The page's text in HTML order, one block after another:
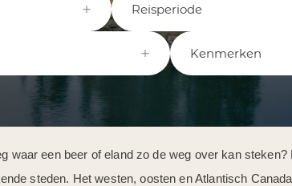
Reisperiode
Kenmerken
waar een beer of eland zo de weg over kan steken?
steden. Het westen, oosten en Atlantisch